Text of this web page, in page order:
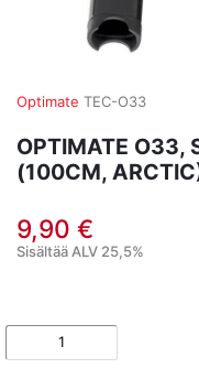
Optimate TEC-O33
OPTIMATE O33,
(100CM,
9,90 €
Sisältää ALV 25,5%